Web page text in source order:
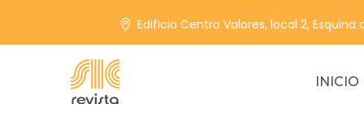
Edificio Centro Valores, local 2, Esquina
INICIO